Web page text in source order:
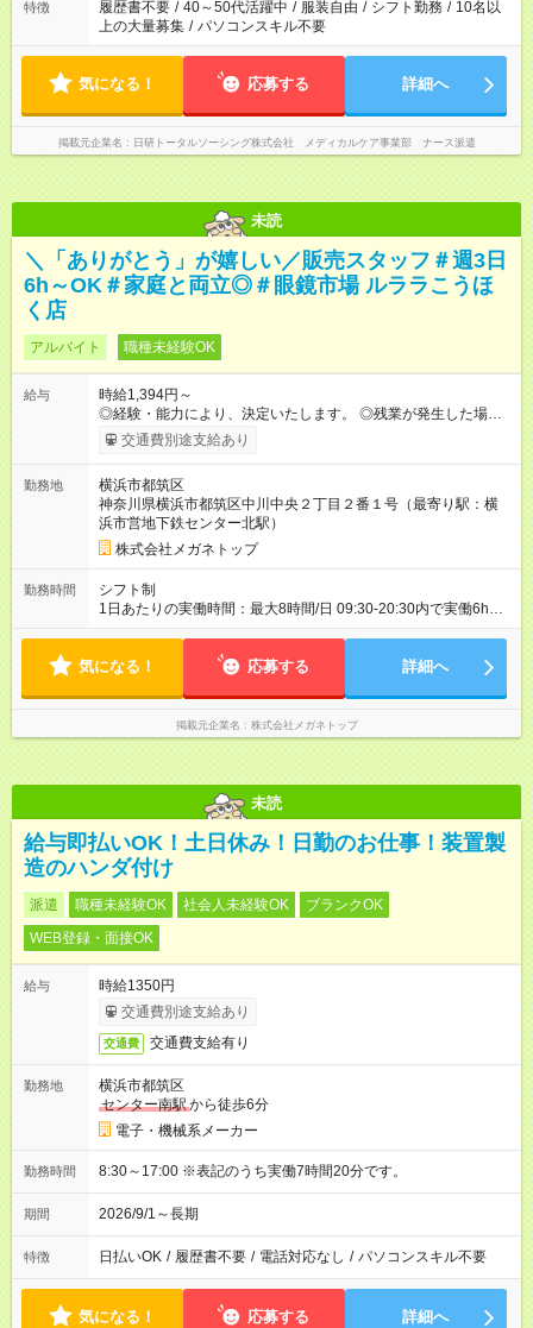
特徴 履歴書不要 / 40～50代活躍中 / 服装自由 / シフト勤務 / 10名以
上の大量募集 / パソコンスキル不要
気になる！ 応募する 詳細へ
掲載元企業名 日研トータルソーシング株式会社 メディカルケア事業部 ナース派遣
未読
＼「ありがとう」が嬉しい／販売スタッフ＃週3日
6h～OK＃家庭と両立◎＃眼鏡市場 ルララこうほ
く店
アルバイト 職種未経験OK
給与
時給1,394円～
◎経験・能力により、決定いたします。 ◎残業が発生した場合
は、1分単位で時間外手当を支給します。 【試用期間】試用期間
あり 試用期間の長さ：3ヶ月 雇用形態、給与は本採用時と同じ
交通費別途支給あり
勤務地
横浜市都筑区
神奈川県横浜市都筑区中川中央２丁目２番１号（最寄り駅：横
浜市営地下鉄センター北駅）
株式会社メガネトップ
勤務時間
シフト制
1日あたりの実働時間：最大8時間/日 09:30-20:30内で実働6h
※1日6h以上、 土日含む週3日以上勤務できる方 （シフト例） パ
ワーク不可
気になる！ 応募する 詳細へ
掲載元企業名 株式会社メガネトップ
未読
給与即払いOK！土日休み！日勤のお仕事！装置製
造のハンダ付け
派遣 職種未経験OK 社会人未経験OK
ブランクOK
WEB登録・面接OK
給与
時給1350円
交通費別途支給あり
交通費 交通費支給有り
勤務地
横浜市都筑区
センター南駅から徒歩6分
電子・機械系メーカー
勤務時間 8:30～17:00 ※表記のうち実働7時間20分です。
期間 2026/9/1～長期
特徴 日払いOK / 履歴書不要 / 電話対応なし / パソコンスキル不要
気になる！ 応募する 詳細へ